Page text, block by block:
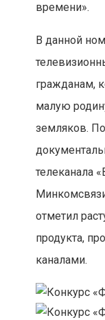
времени».
В данной
гражданам,
малую
земляков.
телеканала
отметил
продукта,
каналами.